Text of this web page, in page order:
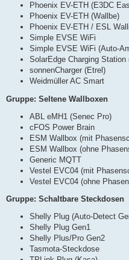
Phoenix EV-ETH (E3DC
Phoenix EV-ETH (Wallbe)
Phoenix EV-ETH / ESL Walli
Simple EVSE WiFi
Simple EVSE WiFi (Auto-
SolarEdge Charging Station
sonnenCharger (Etrel)
Weidmüller AC Smart
Gruppe: Seltene Wallboxen
ABL eMH1 (Senec Pro)
cFOS Power Brain
ESM Wallbox (mit
ESM Wallbox (ohne
Generic MQTT
Vestel EVC04 (mit
Vestel EVC04 (ohne
Gruppe: Schaltbare Steckdosen
Shelly Plug (Auto-Detect
Shelly Plug Gen1
Shelly Plus/Pro Gen2
Tasmota-Steckdose